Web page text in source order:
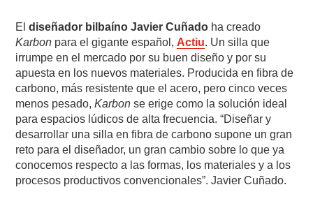
Eldiseñador bilbaíno Javier Cuñado ha creado
Karbon para el gigante español, Actiu. Un silla que
irrumpe en el mercado por su buen diseño y por su
apuesta en los nuevos materiales. Producida en fibra de
carbono, más resistente que el acero, pero cinco veces
menos pesado,Karbon se erige como la solución ideal
para espacios lúdicos de alta frecuencia. “Diseñar y
desarrollar una silla en fibra de carbono supone un gran
reto para el diseñador, un gran cambio sobre lo que ya
conocemos respecto a las formas, los materiales y a los
procesos productivos convencionales”. Javier Cuñado.